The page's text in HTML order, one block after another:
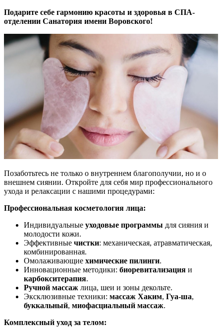
Подарите себе гармонию красоты и здоровья в СПА-
отделении Санатория имени Воровского!
Позаботьтесь не только о внутреннем благополучии, но и о
внешнем сиянии. Откройте для себя мир профессионального
ухода и релаксации с нашими процедурами:
Профессиональная косметология лица:
Индивидуальные уходовые программы для сияния и
молодости кожи.
Эффективные чистки: механическая, атравматическая,
комбинированная.
Омолаживающие химические пилинги.
Инновационные методики: биоревитализация и
карбокситерапия.
Ручной массаж лица, шеи и зоны декольте.
Эксклюзивные техники: массаж Хаким, Гуа-ша,
буккальный, миофасциальный массаж.
Комплексный уход за телом: